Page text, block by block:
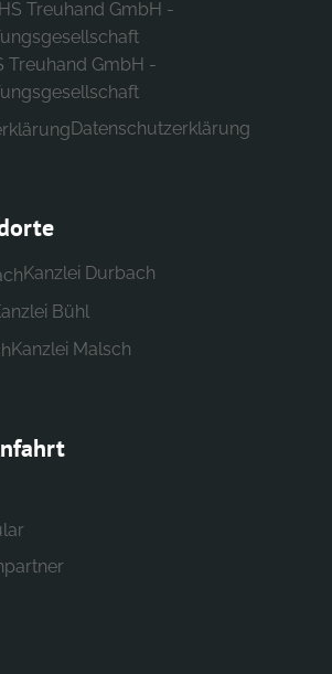
Treuhand GmbH -
Datenschutzerklärung
Kanzlei Durbach
Bühl
Kanzlei Malsch